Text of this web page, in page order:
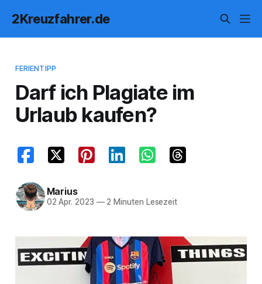
2Kreuzfahrer.de
FERIENTIPP
Darf ich Plagiate im
Urlaub kaufen?
Marius
02 Apr. 2023 —2 Minuten Lesezeit